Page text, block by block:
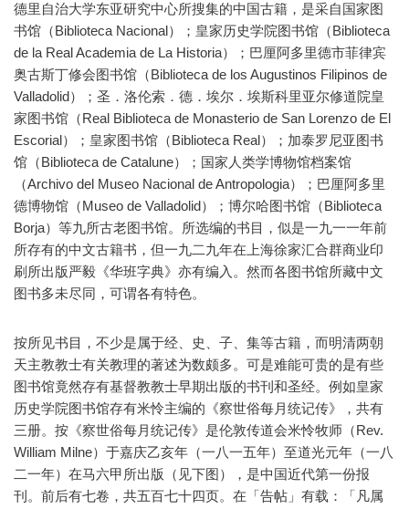
德里自治大学东亚研究中心所搜集的中国古籍，是采自国家图
书馆（Biblioteca Nacional）；皇家历史学院图书馆（Biblioteca
de la Real Academia de La Historia）；巴厘阿多里德市菲律宾
奥古斯丁修会图书馆（Biblioteca de los Augustinos Filipinos de
Valladolid）；圣．洛伦索．德．埃尔．埃斯科里亚尔修道院皇
家图书馆（Real Biblioteca de Monasterio de San Lorenzo de El
Escorial）；皇家图书馆（Biblioteca Real）；加泰罗尼亚图书
馆（Biblioteca de Catalune）；国家人类学博物馆档案馆
（Archivo del Museo Nacional de Antropologia）；巴厘阿多里
德博物馆（Museo de Valladolid）；博尔哈图书馆（Biblioteca
Borja）等九所古老图书馆。所选编的书目，似是一九一一年前
所存有的中文古籍书，但一九二九年在上海徐家汇合群商业印
刷所出版严毅《华班字典》亦有编入。然而各图书馆所藏中文
图书多未尽同，可谓各有特色。
按所见书目，不少是属于经、史、子、集等古籍，而明清两朝
天主教教士有关教理的著述为数颇多。可是难能可贵的是有些
图书馆竟然存有基督教教士早期出版的书刊和圣经。例如皇家
历史学院图书馆存有米怜主编的《察世俗每月统记传》，共有
三册。按《察世俗每月统记传》是伦敦传道会米怜牧师（Rev.
William Milne）于嘉庆乙亥年（一八一五年）至道光元年（一八
二一年）在马六甲所出版（见下图），是中国近代第一份报
刊。前后有七卷，共五百七十四页。在「告帖」有载：「凡属